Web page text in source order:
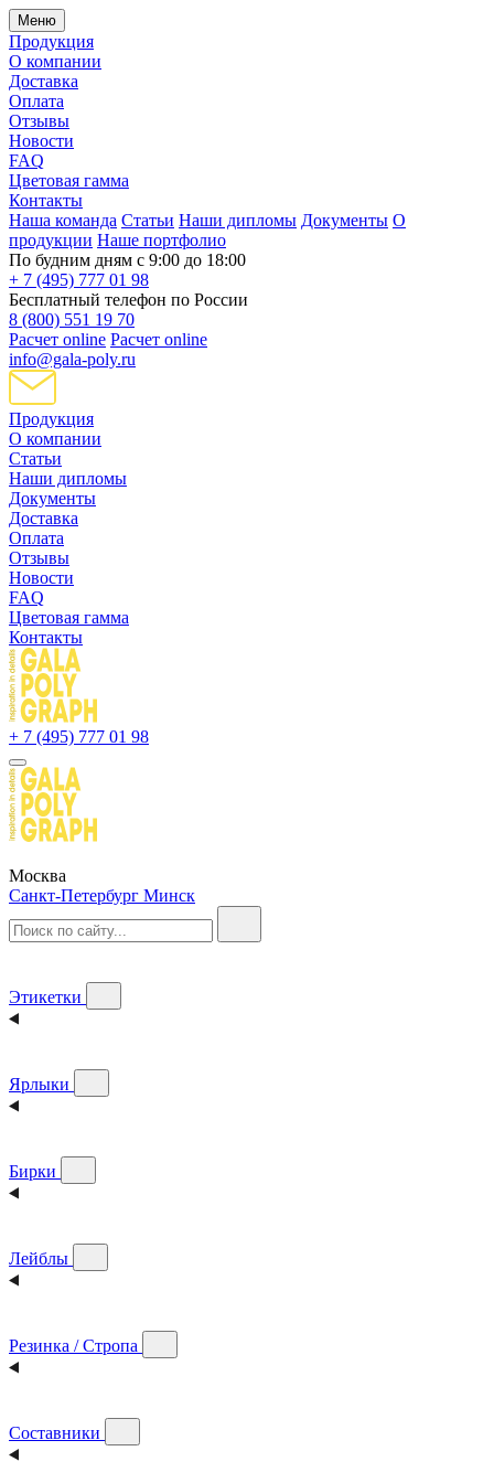
Меню
Продукция
О компании
Доставка
Оплата
Отзывы
Новости
FAQ
Цветовая гамма
Контакты
Наша команда Статьи Наши дипломы Документы О
продукции Наше портфолио
По будним дням с 9:00 до 18:00
+ 7 (495) 777 01 98
Бесплатный телефон по России
8 (800) 551 19 70
Расчет online Расчет online
info@gala-poly.ru
Продукция
О компании
Статьи
Наши дипломы
Документы
Доставка
Оплата
Отзывы
Новости
FAQ
Цветовая гамма
Контакты
+ 7 (495) 777 01 98
Москва
Санкт-Петербург Минск
Этикетки
Ярлыки
Бирки
Лейблы
Резинка / Стропа
Составники